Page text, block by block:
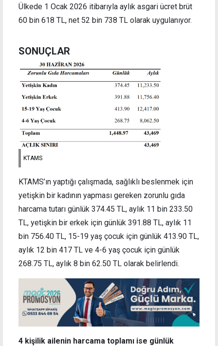
Ülkede 1 Ocak 2026 itibarıyla aylık asgari ücret brüt
60 bin 618 TL, net 52 bin 738 TL olarak uygulanıyor.
SONUÇLAR
KTAMS
KTAMS’ın yaptığı çalışmada, sağlıklı beslenmek için
yetişkin bir kadının yapması gereken zorunlu gıda
harcama tutarı günlük 374.45 TL, aylık 11 bin 233.50
TL, yetişkin bir erkek için günlük 391.88 TL, aylık 11
bin 756.40 TL, 15-19 yaş çocuk için günlük 413.90 TL,
aylık 12 bin 417 TL ve 4-6 yaş çocuk için günlük
268.75 TL, aylık 8 bin 62.50 TL olarak belirlendi.
4 kişilik ailenin harcama toplamı ise günlük